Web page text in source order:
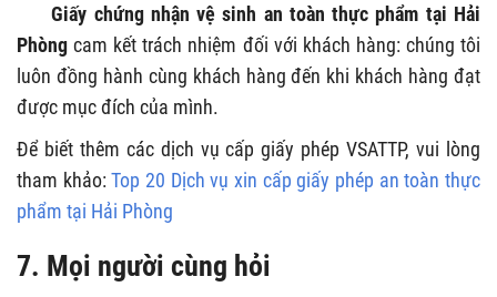
Giấy chứng nhận vệ sinh an toàn thực phẩm tại Hải
Phòng cam kết trách nhiệm đối với khách hàng: chúng tôi
luôn đồng hành cùng khách hàng đến khi khách hàng đạt
được mục đích của mình.
Để biết thêm các dịch vụ cấp giấy phép VSATTP, vui lòng
tham khảo:Top 20 Dịch vụ xin cấp giấy phép an toàn thực
phẩm tại Hải Phòng
7. Mọi người cùng hỏi